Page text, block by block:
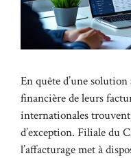
En quête d’une
financière de leurs
internationales
d’exception. Filiale du
l’affacturage met à